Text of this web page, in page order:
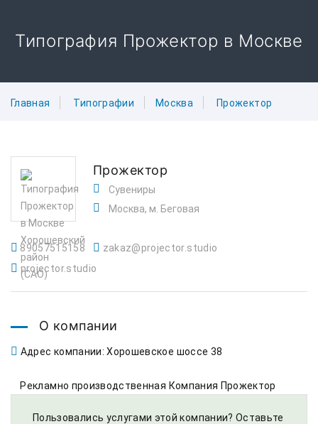
Типография Прожектор в Москве
Главная Типографии Москва Прожектор
Прожектор
Сувениры
Москва, м. Беговая
89057515158
zakaz@projector.studio
projector.studio
О компании
Адрес компании: Хорошевское шоссе 38
    Рекламно производственная Компания Прожектор
Пользовались услугами этой компании? Оставьте